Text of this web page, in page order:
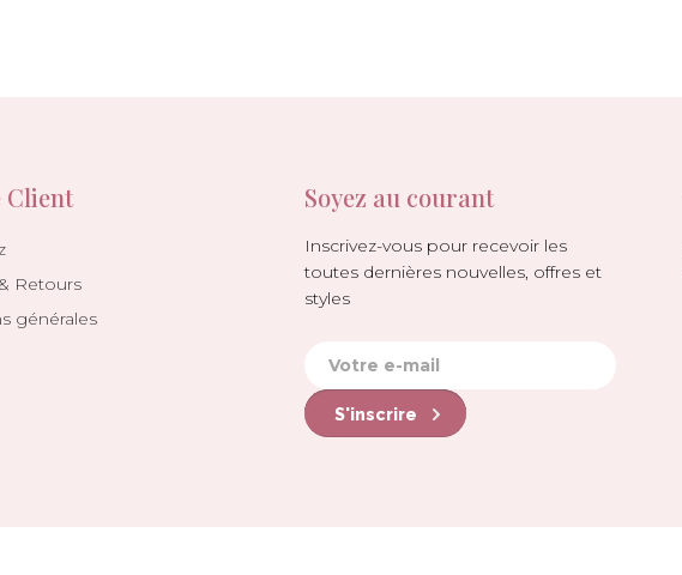
Client
Retours
générales
Soyez au courant
Inscrivez-vous pour recevoir les
toutes dernières nouvelles, offres et
styles
S'inscrire